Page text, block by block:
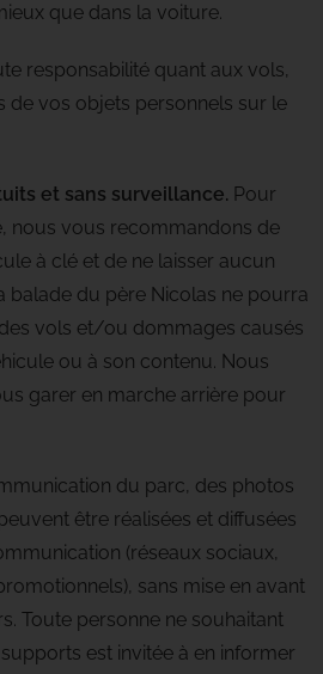
que dans la voiture.
responsabilité quant aux vols,
de vos objets personnels sur le
et sans surveillance. Pour
nous vous recommandons de
à clé et de ne laisser aucun
balade du père Nicolas ne pourra
vols et/ou dommages causés
ou à son contenu. Nous
garer en marche arrière pour
du parc, des photos
être réalisées et diffusées
(réseaux sociaux,
sans mise en avant
Toute personne ne souhaitant
est invitée à en informer